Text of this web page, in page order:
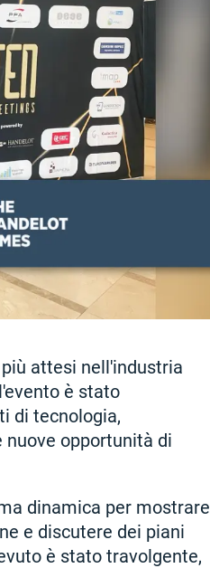
attesi nell'industria
è stato
di tecnologia,
opportunità di
dinamica per mostrare
e discutere dei piani
è stato travolgente,